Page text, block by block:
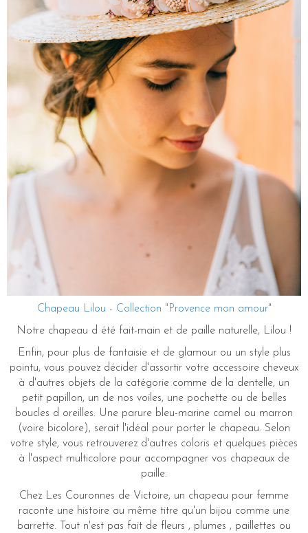
Chapeau Lilou - Collection "Provence mon amour"
Notre chapeau d été fait-main et de paille naturelle, Lilou !
Enfin, pour plus de fantaisie et de glamour ou un style plus
pointu, vous pouvez décider d'assortir votre accessoire cheveux
à d'autres objets de la catégorie comme de la dentelle, un
petit papillon, un de nos voiles, une pochette ou de belles
boucles d oreilles. Une parure bleu-marine camel ou marron
(voire bicolore), serait l'idéal pour porter le chapeau. Selon
votre style, vous retrouverez d'autres coloris et quelques pièces
à l'aspect multicolore pour accompagner vos chapeaux de
paille.
Chez Les Couronnes de Victoire, un chapeau pour femme
raconte une histoire au même titre qu'un bijou comme une
barrette. Tout n'est pas fait de fleurs , plumes , paillettes ou